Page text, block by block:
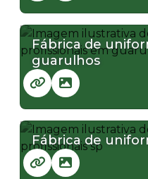
Fábrica de
guarulhos
Fábrica de